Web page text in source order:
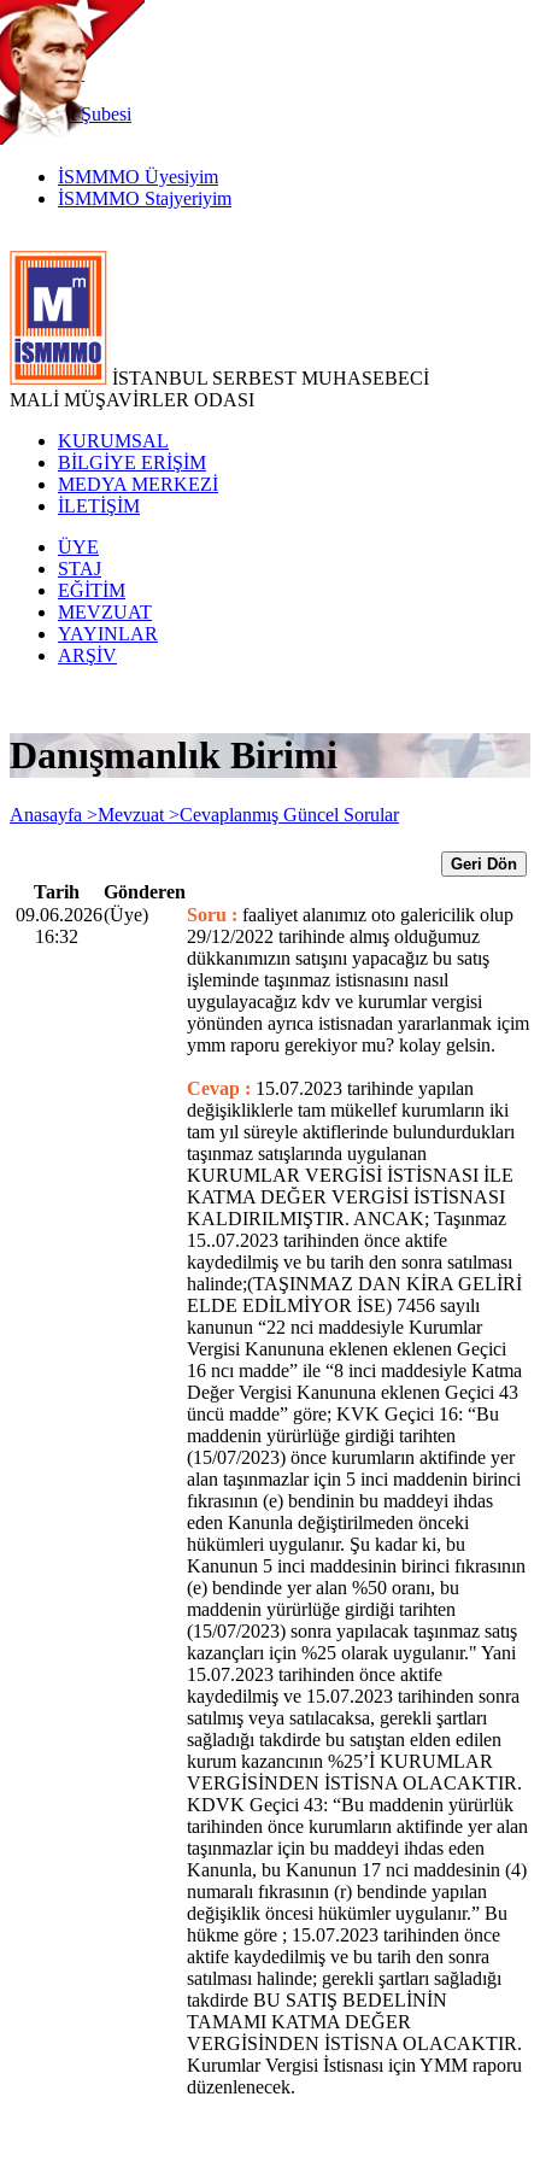
TR
|
EN
İnternetŞubesi
İSMMMO Üyesiyim
İSMMMO Stajyeriyim
İSTANBUL SERBEST MUHASEBECİ
MALİ MÜŞAVİRLER ODASI
KURUMSAL
BİLGİYE ERİŞİM
MEDYA MERKEZİ
İLETİŞİM
ÜYE
STAJ
EĞİTİM
MEVZUAT
YAYINLAR
ARŞİV
Danışmanlık Birimi
Anasayfa >Mevzuat >Cevaplanmış Güncel Sorular
Geri Dön
Tarih
Gönderen
09.06.2026
16:32
(Üye) Soru : faaliyet alanımız oto galericilik olup
29/12/2022 tarihinde almış olduğumuz
dükkanımızın satışını yapacağız bu satış
işleminde taşınmaz istisnasını nasıl
uygulayacağız kdv ve kurumlar vergisi
yönünden ayrıca istisnadan yararlanmak içim
ymm raporu gerekiyor mu? kolay gelsin.
Cevap : 15.07.2023 tarihinde yapılan
değişikliklerle tam mükellef kurumların iki
tam yıl süreyle aktiflerinde bulundurdukları
taşınmaz satışlarında uygulanan
KURUMLAR VERGİSİ İSTİSNASI İLE
KATMA DEĞER VERGİSİ İSTİSNASI
KALDIRILMIŞTIR. ANCAK; Taşınmaz
15..07.2023 tarihinden önce aktife
kaydedilmiş ve bu tarih den sonra satılması
halinde;(TAŞINMAZ DAN KİRA GELİRİ
ELDE EDİLMİYOR İSE) 7456 sayılı
kanunun “22 nci maddesiyle Kurumlar
Vergisi Kanununa eklenen eklenen Geçici
16 ncı madde” ile “8 inci maddesiyle Katma
Değer Vergisi Kanununa eklenen Geçici 43
üncü madde” göre; KVK Geçici 16: “Bu
maddenin yürürlüğe girdiği tarihten
(15/07/2023) önce kurumların aktifinde yer
alan taşınmazlar için 5 inci maddenin birinci
fıkrasının (e) bendinin bu maddeyi ihdas
eden Kanunla değiştirilmeden önceki
hükümleri uygulanır. Şu kadar ki, bu
Kanunun 5 inci maddesinin birinci fıkrasının
(e) bendinde yer alan %50 oranı, bu
maddenin yürürlüğe girdiği tarihten
(15/07/2023) sonra yapılacak taşınmaz satış
kazançları için %25 olarak uygulanır." Yani
15.07.2023 tarihinden önce aktife
kaydedilmiş ve 15.07.2023 tarihinden sonra
satılmış veya satılacaksa, gerekli şartları
sağladığı takdirde bu satıştan elden edilen
kurum kazancının %25’İ KURUMLAR
VERGİSİNDEN İSTİSNA OLACAKTIR.
KDVK Geçici 43: “Bu maddenin yürürlük
tarihinden önce kurumların aktifinde yer alan
taşınmazlar için bu maddeyi ihdas eden
Kanunla, bu Kanunun 17 nci maddesinin (4)
numaralı fıkrasının (r) bendinde yapılan
değişiklik öncesi hükümler uygulanır.” Bu
hükme göre ; 15.07.2023 tarihinden önce
aktife kaydedilmiş ve bu tarih den sonra
satılması halinde; gerekli şartları sağladığı
takdirde BU SATIŞ BEDELİNİN
TAMAMI KATMA DEĞER
VERGİSİNDEN İSTİSNA OLACAKTIR.
Kurumlar Vergisi İstisnası için YMM raporu
düzenlenecek.